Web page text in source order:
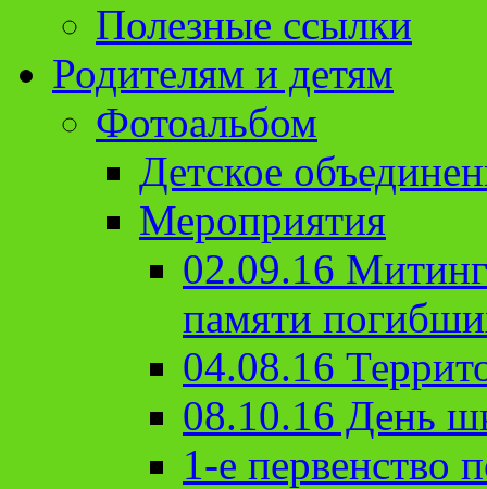
Полезные ссылки
Родителям и детям
Фотоальбом
Детское
Мероприятия
02.09.16
памяти
04.08.16
08.10.16 День
1-е первенство